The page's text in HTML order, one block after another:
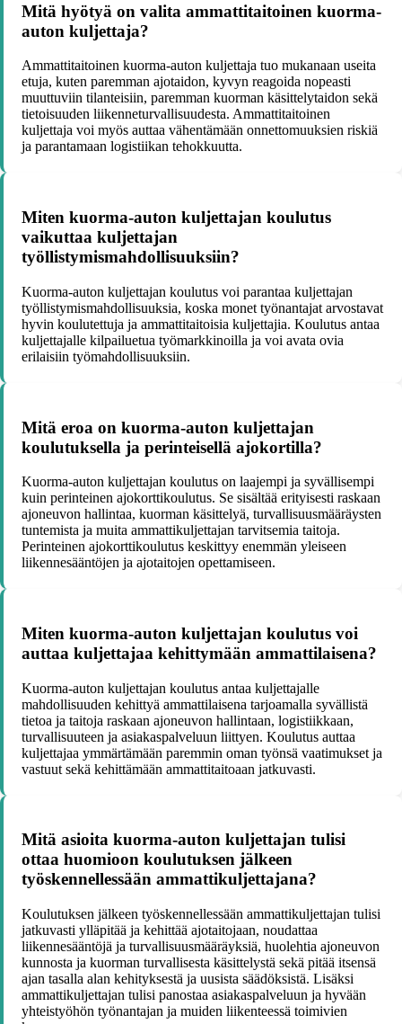
Mitä hyötyä on valita ammattitaitoinen kuorma-
auton kuljettaja?
Ammattitaitoinen kuorma-auton kuljettaja tuo mukanaan useita
etuja, kuten paremman ajotaidon, kyvyn reagoida nopeasti
muuttuviin tilanteisiin, paremman kuorman käsittelytaidon sekä
tietoisuuden liikenneturvallisuudesta. Ammattitaitoinen
kuljettaja voi myös auttaa vähentämään onnettomuuksien riskiä
ja parantamaan logistiikan tehokkuutta.
Miten kuorma-auton kuljettajan koulutus
vaikuttaa kuljettajan
työllistymismahdollisuuksiin?
Kuorma-auton kuljettajan koulutus voi parantaa kuljettajan
työllistymismahdollisuuksia, koska monet työnantajat arvostavat
hyvin koulutettuja ja ammattitaitoisia kuljettajia. Koulutus antaa
kuljettajalle kilpailuetua työmarkkinoilla ja voi avata ovia
erilaisiin työmahdollisuuksiin.
Mitä eroa on kuorma-auton kuljettajan
koulutuksella ja perinteisellä ajokortilla?
Kuorma-auton kuljettajan koulutus on laajempi ja syvällisempi
kuin perinteinen ajokorttikoulutus. Se sisältää erityisesti raskaan
ajoneuvon hallintaa, kuorman käsittelyä, turvallisuusmääräysten
tuntemista ja muita ammattikuljettajan tarvitsemia taitoja.
Perinteinen ajokorttikoulutus keskittyy enemmän yleiseen
liikennesääntöjen ja ajotaitojen opettamiseen.
Miten kuorma-auton kuljettajan koulutus voi
auttaa kuljettajaa kehittymään ammattilaisena?
Kuorma-auton kuljettajan koulutus antaa kuljettajalle
mahdollisuuden kehittyä ammattilaisena tarjoamalla syvällistä
tietoa ja taitoja raskaan ajoneuvon hallintaan, logistiikkaan,
turvallisuuteen ja asiakaspalveluun liittyen. Koulutus auttaa
kuljettajaa ymmärtämään paremmin oman työnsä vaatimukset ja
vastuut sekä kehittämään ammattitaitoaan jatkuvasti.
Mitä asioita kuorma-auton kuljettajan tulisi
ottaa huomioon koulutuksen jälkeen
työskennellessään ammattikuljettajana?
Koulutuksen jälkeen työskennellessään ammattikuljettajan tulisi
jatkuvasti ylläpitää ja kehittää ajotaitojaan, noudattaa
liikennesääntöjä ja turvallisuusmääräyksiä, huolehtia ajoneuvon
kunnosta ja kuorman turvallisesta käsittelystä sekä pitää itsensä
ajan tasalla alan kehityksestä ja uusista säädöksistä. Lisäksi
ammattikuljettajan tulisi panostaa asiakaspalveluun ja hyvään
yhteistyöhön työnantajan ja muiden liikenteessä toimivien